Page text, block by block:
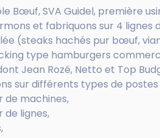
Bœuf, SVA Guidel, première
et fabriquons sur 4 lignes
(steaks hachés pur bœuf,
type hamburgers
Jean Rozé, Netto et Top
sur différents types de postes
machines,
lignes,